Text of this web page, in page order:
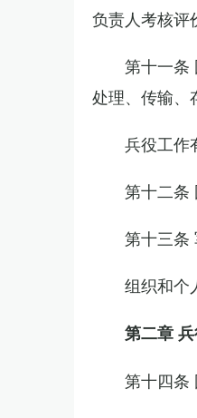
负责人考核评
第十一条
处理、传输、
兵役工作
第十二条
第十三条
组织和个
第二章
第十四条